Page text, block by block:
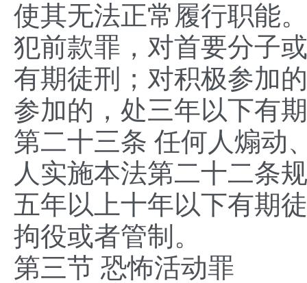
使其无法正常履行职能。
犯前款罪，对首要分子
有期徒刑；对积极参加
参加的，处三年以下有
第二十三条 任何人煽动
人实施本法第二十二条
五年以上十年以下有期
拘役或者管制。
第三节 恐怖活动罪